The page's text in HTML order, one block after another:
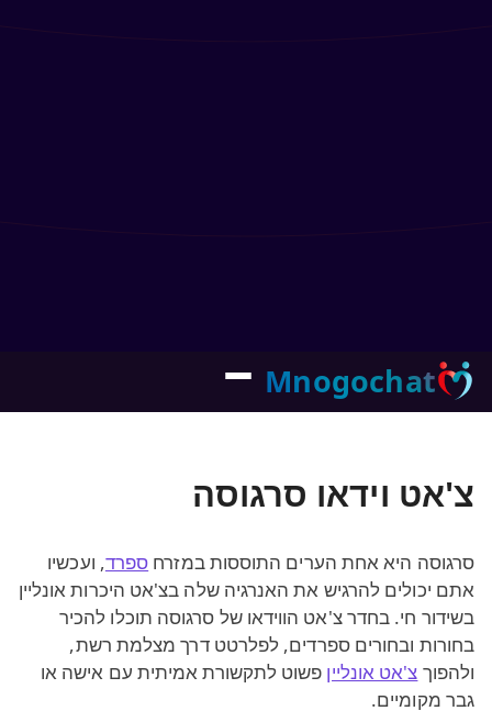
Mnogochat
צ'אט וידאו סרגוסה
סרגוסה היא אחת הערים התוססות במזרח ספרד, ועכשיו
אתם יכולים להרגיש את האנרגיה שלה בצ'אט היכרות אונליין
בשידור חי. בחדר צ'אט הווידאו של סרגוסה תוכלו להכיר
בחורות ובחורים ספרדים, לפלרטט דרך מצלמת רשת,
ולהפוך צ'אט אונליין פשוט לתקשורת אמיתית עם אישה או
גבר מקומיים.